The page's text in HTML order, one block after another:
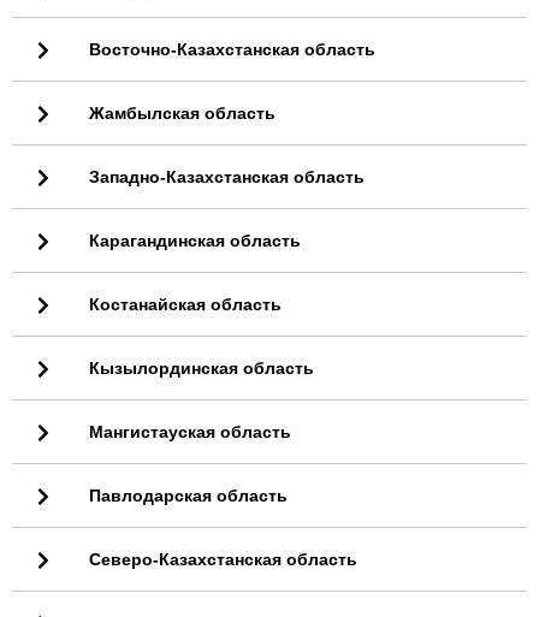
Восточно-Казахстанская область
Жамбылская область
Западно-Казахстанская область
Карагандинская область
Костанайская область
Кызылординская область
Мангистауская область
Павлодарская область
Северо-Казахстанская область